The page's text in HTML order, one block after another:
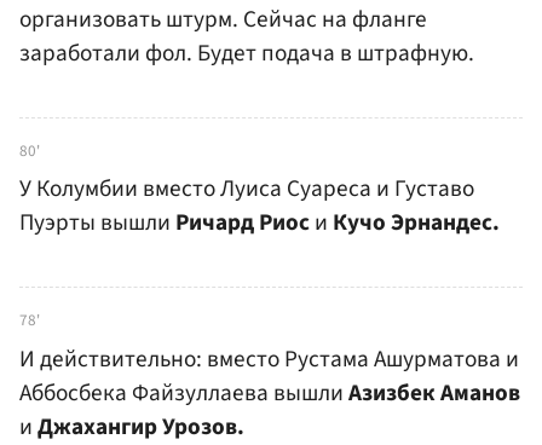
организовать штурм. Сейчас на фланге
заработали фол. Будет подача в штрафную.
80'
У Колумбии вместо Луиса Суареса и Густаво
Пуэрты вышли Ричард Риоси Кучо Эрнандес.
78'
И действительно: вместо Рустама Ашурматова и
Аббосбека Файзуллаева вышлиАзизбек Аманов
иДжахангир Урозов.